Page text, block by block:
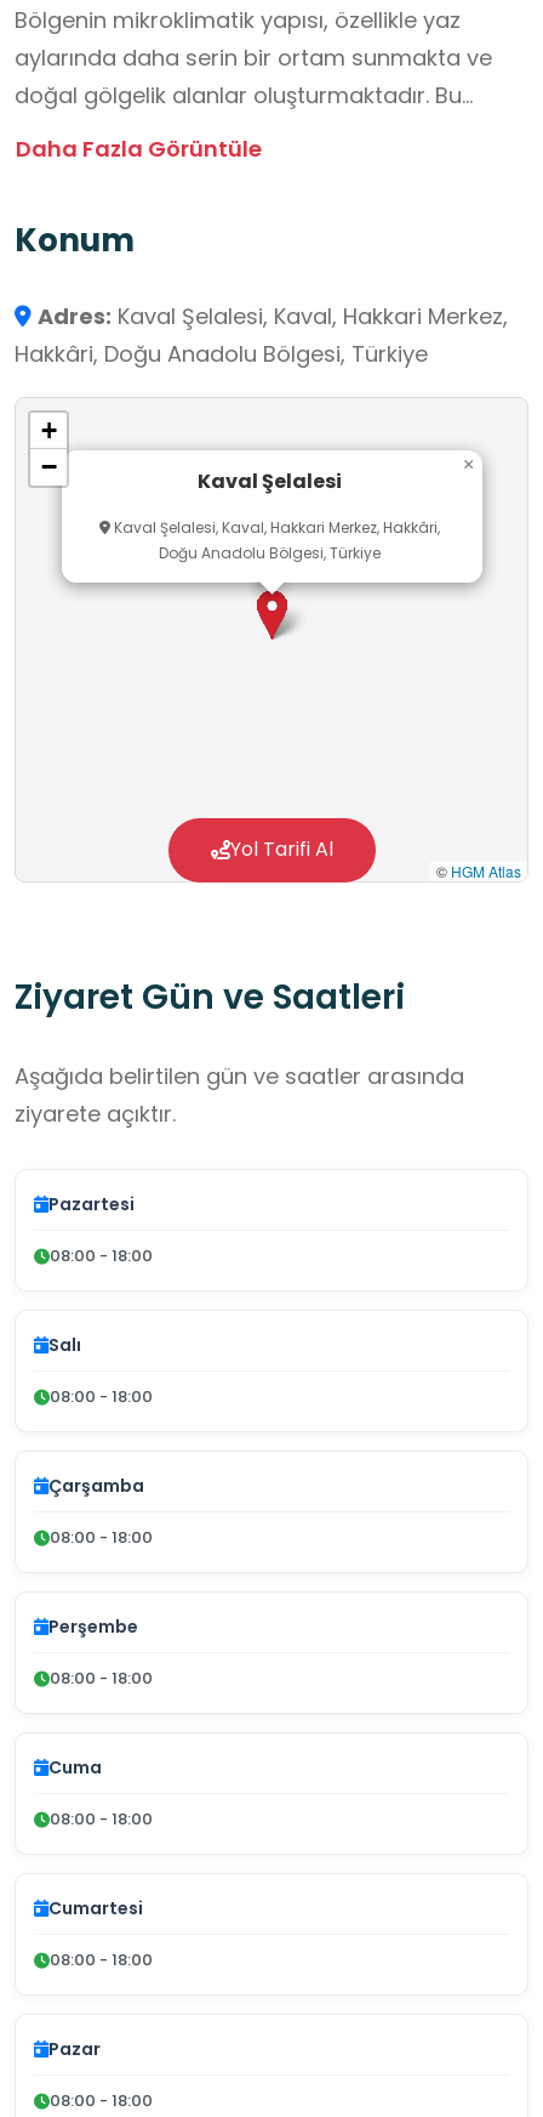
Bölgenin mikroklimatik yapısı, özellikle yaz
aylarında daha serin bir ortam sunmakta ve
doğal gölgelik alanlar oluşturmaktadır. Bu
özellikleri sayesinde kanyon, doğa gözlemi,
ve turizm faaliyetleri doğrultusunda kanyon,
arasında yer almakta ve bulunduğu ilin doğa
turizmi potansiyeline katkı sunan bir
destinasyon olarak değerlendirilmektedir.
Daha Fazla Görüntüle
Konum
Adres: Kaval Şelalesi, Kaval, Hakkari Merkez,
Hakkâri, Doğu Anadolu Bölgesi, Türkiye
Kaval Şelalesi
Kaval Şelalesi, Kaval, Hakkari Merkez, Hakkâri,
Doğu Anadolu Bölgesi, Türkiye
×
+
−
© HGM Atlas
Yol Tarifi Al
Ziyaret Gün ve Saatleri
Aşağıda belirtilen gün ve saatler arasında
ziyarete açıktır.
Pazartesi
08:00 - 18:00
Salı
08:00 - 18:00
Çarşamba
08:00 - 18:00
Perşembe
08:00 - 18:00
Cuma
08:00 - 18:00
Cumartesi
08:00 - 18:00
Pazar
08:00 - 18:00